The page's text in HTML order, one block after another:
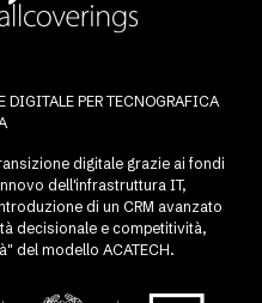
DIGITALE PER TECNOGRAFICA
digitale grazie ai fondi
dell'infrastruttura IT,
di un CRM avanzato
decisionale e competitività,
del modello ACATECH.